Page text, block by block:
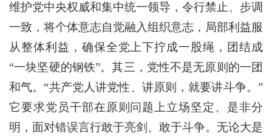
维护党中央权威和集中统一领导，令行禁止、步调
一致，将个体意志自觉融入组织意志，局部利益服
从整体利益，确保全党上下拧成一股绳，团结成
“一块坚硬的钢铁”。其三，党性不是无原则的一团
和气。“共产党人讲党性、讲原则，就要讲斗争。”
它要求党员干部在原则问题上立场坚定、是非分
明，面对错误言行敢于亮剑、敢于斗争。无论大是